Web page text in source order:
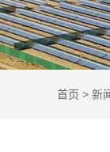
首页 > 新